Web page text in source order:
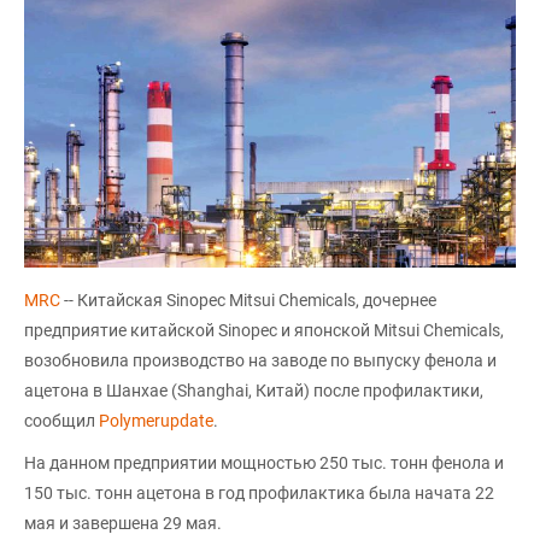
MRC-- Китайская Sinopec Mitsui Chemicals, дочернее
предприятие китайской Sinopec и японской Mitsui Chemicals,
возобновила производство на заводе по выпуску фенола и
ацетона в Шанхае (Shanghai, Китай) после профилактики,
сообщил Polymerupdate.
На данном предприятии мощностью 250 тыс. тонн фенола и
150 тыс. тонн ацетона в год профилактика была начата 22
мая и завершена 29 мая.